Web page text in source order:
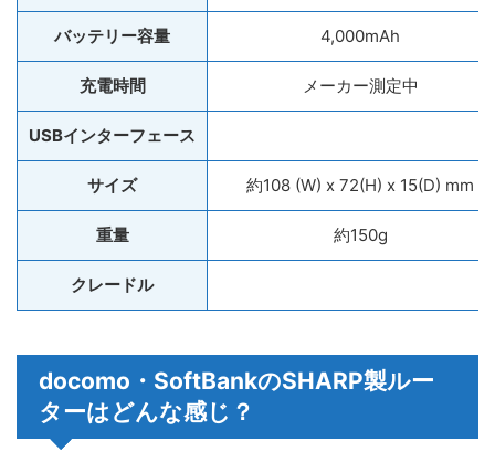
バッテリー容量 4,000mAh
充電時間 メーカー測定中
USBインターフェース
サイズ 約108 (W) x 72(H) x 15(D) mm
重量 約150g
クレードル
docomo・SoftBankのSHARP製ルー
ターはどんな感じ？